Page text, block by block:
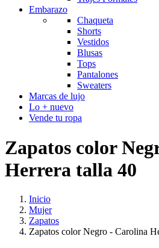
Embarazo
Chaqueta
Shorts
Vestidos
Blusas
Tops
Pantalones
Sweaters
Marcas de lujo
Lo + nuevo
Vende tu ropa
Zapatos color
Herrera talla 40
Inicio
Mujer
Zapatos
Zapatos color Negro - Carolina